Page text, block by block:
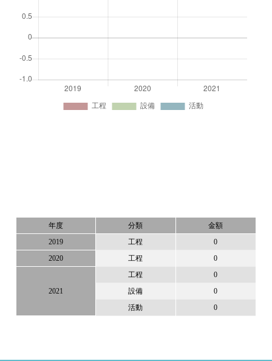
年度 分類 金額
2019 工程 0
2020 工程 0
2021
工程 0
設備 0
活動 0